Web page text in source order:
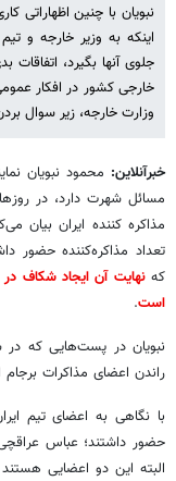
نبویان با چنین اظهاراتی
اینکه به وزیر خارجه و
جلوی آنها بگیرد،
خارجی کشور در افکار
وزارت خارجه، زیر سوال
خبرآنلاین: محمود نبویان
مسائل شهرت دارد، در
مذاکره کننده ایران بیان
تعداد مذاکره‌کننده حضور
کهنهایت آن ایجاد شکاف
است.
نبویان در پست‌هایی که در
راندن اعضای مذاکرات
با نگاهی به اعضای تیم
حضور داشتند؛ عباس
البته این دو اعضایی